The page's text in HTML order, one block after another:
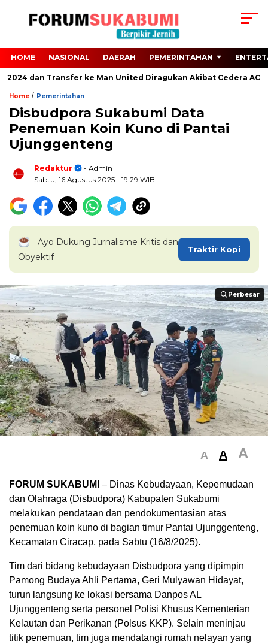
HOME NASIONAL DAERAH PEMERINTAHAN
dan Transfer ke Man United Diragukan Akibat Cedera ACL
Home / Pemerintahan
Disbudpora Sukabumi Data
Penemuan Koin Kuno di Pantai
Ujunggenteng
Redaktur
- Admin
Sabtu, 16 Agustus 2025 - 19:29 WIB
Ayo Dukung Jurnalisme Kritis dan
Obyektif
Traktir Kopi
Perbesar
Perbesar
A A A
FORUM SUKABUMI – Dinas Kebudayaan, Kepemudaan
dan Olahraga (Disbudpora) Kabupaten Sukabumi
melakukan pendataan dan pendokumentasian atas
penemuan koin kuno di bagian timur Pantai Ujunggenteng,
Kecamatan Ciracap, pada Sabtu (16/8/2025).
Tim dari bidang kebudayaan Disbudpora yang dipimpin
Pamong Budaya Ahli Pertama, Geri Mulyawan Hidayat,
turun langsung ke lokasi bersama Danpos AL
Ujunggenteng serta personel Polisi Khusus Kementerian
Kelautan dan Perikanan (Polsus KKP). Selain meninjau
titik penemuan, tim juga mendatangi rumah nelayan yang